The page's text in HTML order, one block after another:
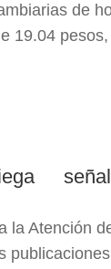
de
19.04
la Atención